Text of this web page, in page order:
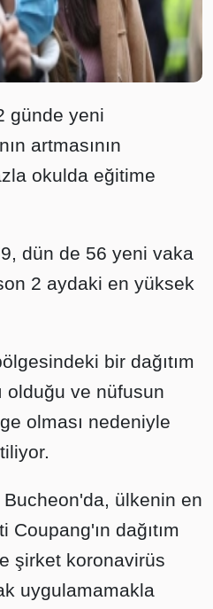
günde yeni
artmasının
okulda eğitime
dün de 56 yeni vaka
2 aydaki en yüksek
bir dağıtım
olduğu ve nüfusun
olması nedeniyle
Bucheon'da, ülkenin en
dağıtım
şirket koronavirüs
uygulamamakla